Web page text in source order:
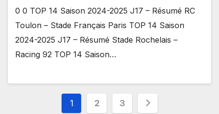
0 0 TOP 14 Saison 2024-2025 J17 – Résumé RC
Toulon – Stade Français Paris TOP 14 Saison
2024-2025 J17 – Résumé Stade Rochelais –
Racing 92 TOP 14 Saison…
Posts
1 2 3